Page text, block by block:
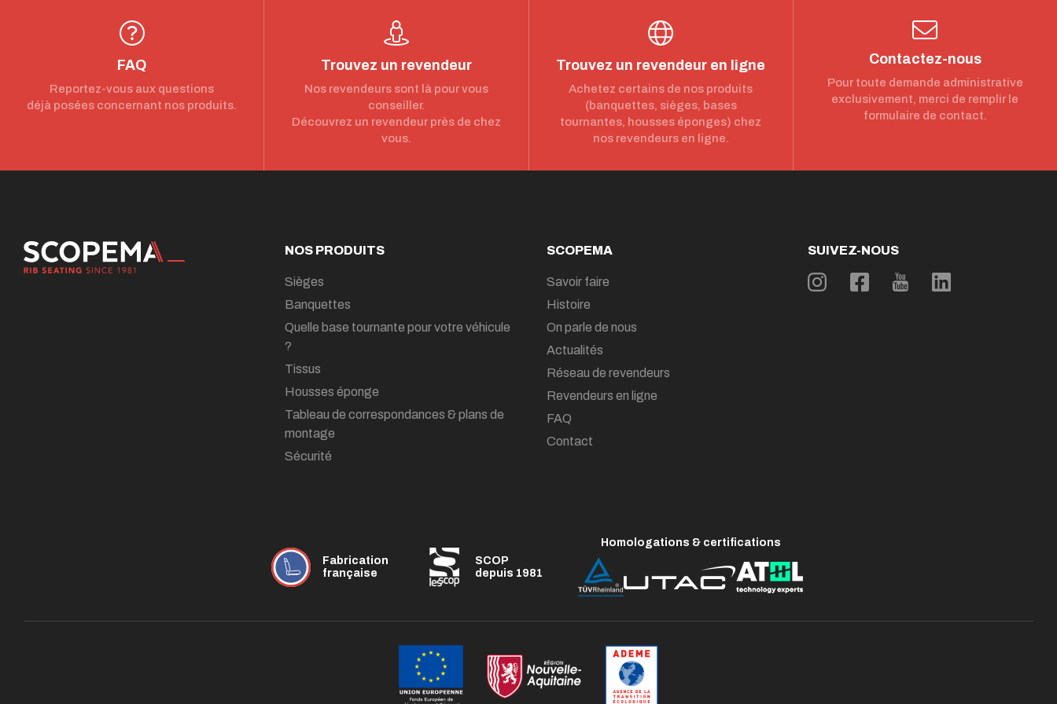
FAQ
Reportez-vous aux questions
déjà posées concernant nos produits.
Trouvez un revendeur
Nos revendeurs sont là pour vous
conseiller.
Découvrez un revendeur près de chez
vous.
Trouvez un revendeur en ligne
Achetez certains de nos produits
(banquettes, sièges, bases
tournantes, housses éponges) chez
nos revendeurs en ligne.
Contactez-nous
Pour toute demande administrative
exclusivement, merci de remplir le
formulaire de contact.
NOS PRODUITS
Sièges
Banquettes
Quelle base tournante pour votre véhicule
?
Tissus
Housses éponge
Tableau de correspondances & plans de
montage
Sécurité
SCOPEMA
Savoir faire
Histoire
On parle de nous
Actualités
Réseau de revendeurs
Revendeurs en ligne
FAQ
Contact
SUIVEZ-NOUS
Fabrication
française
SCOP
depuis 1981
Homologations & certifications